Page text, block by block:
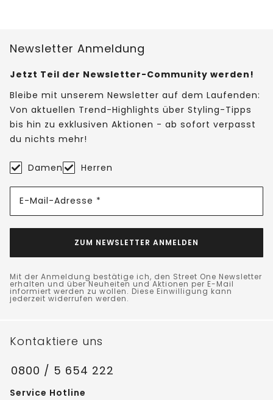
Newsletter Anmeldung
Jetzt Teil der Newsletter-Community werden!
Bleibe mit unserem Newsletter auf dem Laufenden:
Von aktuellen Trend-Highlights über Styling-Tipps
bis hin zu exklusiven Aktionen - ab sofort verpasst
du nichts mehr!
Damen Herren
E-Mail-Adresse *
ZUM NEWSLETTER ANMELDEN
Mit der Anmeldung bestätige ich, den Street One Newsletter
erhalten und über Neuheiten und Aktionen per E-Mail
informiert werden zu wollen. Diese Einwilligung kann
jederzeit widerrufen werden.
Kontaktiere uns
0800 / 5 654 222
Service Hotline